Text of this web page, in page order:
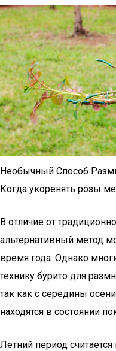
Необычный Способ
Когда укоренять розы
В отличие от
альтернативный метод
время года. Однако
технику бурито для
так как с середины
находятся в состоянии
Летний период